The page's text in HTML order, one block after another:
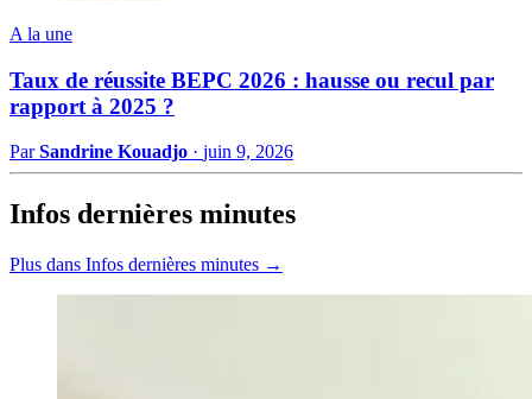
A la une
Taux de réussite BEPC 2026 : hausse ou recul par
rapport à 2025 ?
ParSandrine Kouadjo · juin 9, 2026
Infos dernières minutes
Plus dans Infos dernières minutes →